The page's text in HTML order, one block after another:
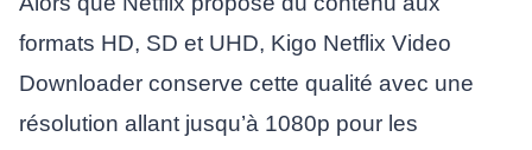
formats HD, SD et UHD, Kigo Netflix Video
Downloader conserve cette qualité avec une
résolution allant jusqu’à 1080p pour les